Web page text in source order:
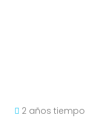
2 años tiempo